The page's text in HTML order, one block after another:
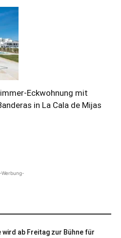
Eckwohnung mit
in La Cala de Mijas
-Werbung-
wird ab Freitag zur Bühne für